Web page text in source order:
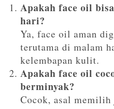
Apakah face oil
hari?
Ya, face oil aman
terutama di malam
kelembapan kulit.
Apakah face oil
berminyak?
Cocok, asal